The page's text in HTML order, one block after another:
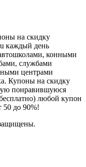
на скидку
каждый день
конными
службами
центрами
Купоны на скидку
понравившуюся
любой купон
50 до 90%!